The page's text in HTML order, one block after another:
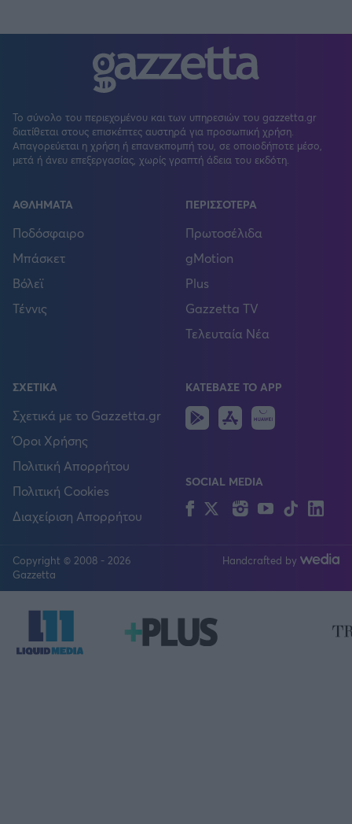
Το σύνολο του περιεχομένου και των υπηρεσιών του gazzetta.gr
διατίθεται στους επισκέπτες αυστηρά για προσωπική χρήση.
Απαγορεύεται η χρήση ή επανεκπομπή του, σε οποιοδήποτε μέσο,
μετά ή άνευ επεξεργασίας, χωρίς γραπτή άδεια του εκδότη.
ΑΘΛΗΜΑΤΑ
Ποδόσφαιρο
Μπάσκετ
Βόλεϊ
Τέννις
ΠΕΡΙΣΣΟΤΕΡΑ
Πρωτοσέλιδα
gMotion
Plus
Gazzetta TV
Τελευταία Νέα
ΣΧΕΤΙΚΑ
Σχετικά με το Gazzetta.gr
Όροι Χρήσης
Πολιτική Απορρήτου
Πολιτική Cookies
Διαχείριση Απορρήτου
ΚΑΤΕΒΑΣΕ ΤΟ APP
Android
IOS
SOCIAL MEDIA
FacebookTwitterInstagram
YouTubeTikTok
Copyright © 2008 - 2026
Gazzetta
Handcrafted by